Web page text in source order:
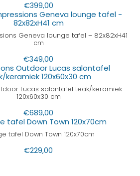
€399,00
Geneva lounge tafel – 82x82xH41
cm
€349,00
Lucas salontafel teak/keramiek
120x60x30 cm
€689,00
tafel Down Town 120x70cm
€229,00